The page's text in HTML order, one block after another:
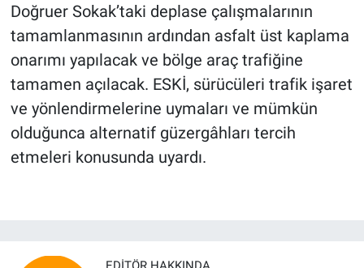
Doğruer Sokak’taki deplase çalışmalarının
tamamlanmasının ardından asfalt üst kaplama
onarımı yapılacak ve bölge araç trafiğine
tamamen açılacak. ESKİ, sürücüleri trafik işaret
ve yönlendirmelerine uymaları ve mümkün
olduğunca alternatif güzergâhları tercih
etmeleri konusunda uyardı.